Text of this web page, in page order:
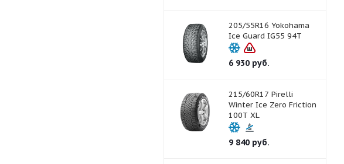
205/55R16 Yokohama
Ice Guard IG55 94T
6 930руб.
215/60R17 Pirelli
Winter Ice Zero Friction
100T XL
9 840руб.